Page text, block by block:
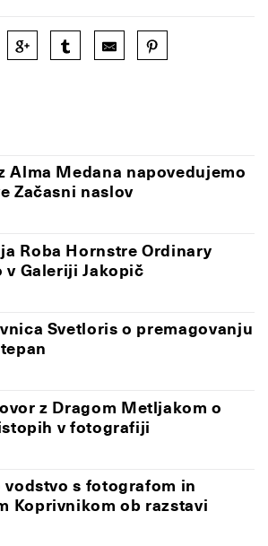
Alma Medana napovedujemo
Začasni naslov
Roba Hornstre Ordinary
v Galeriji Jakopič
Svetloris o premagovanju
z Dragom Metljakom o
v fotografiji
s fotografom in
Koprivnikom ob razstavi